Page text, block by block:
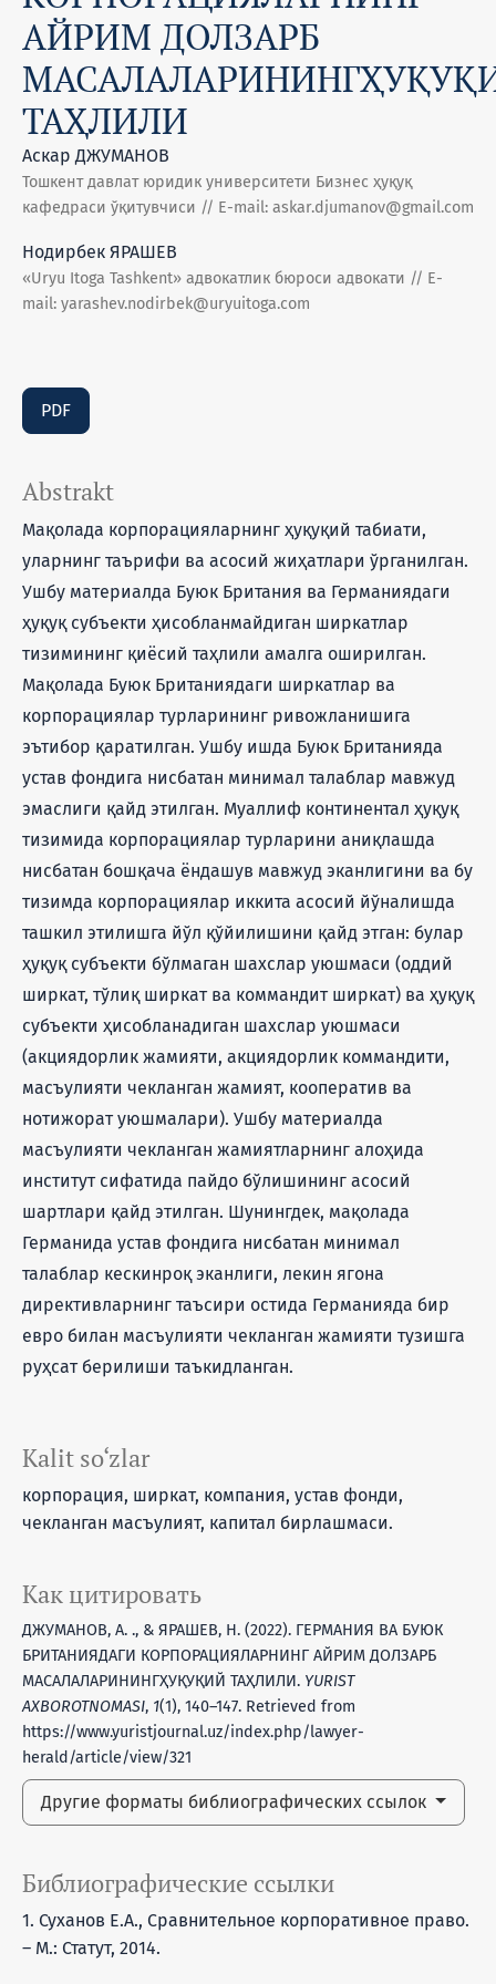
АЙРИМ ДОЛЗАРБ
ТАҲЛИЛИ
Аскар ДЖУМАНОВ
Тошкент давлат юридик университети Бизнес ҳуқуқ
кафедраси ўқитувчиси // E-mail: askar.djumanov@gmail.com
Нодирбек ЯРАШЕВ
«Uryu Itoga Tashkent» адвокатлик бюроси адвокати // E-
mail: yarashev.nodirbek@uryuitoga.com
PDF
Kalit so‘zlar
корпорация, ширкат, компания, устав фонди,
чекланган масъулият, капитал бирлашмаси.
Как цитировать
ДЖУМАНОВ, А. ., & ЯРАШЕВ, Н. (2022). ГЕРМАНИЯ ВА БУЮК
БРИТАНИЯДАГИ КОРПОРАЦИЯЛАРНИНГ АЙРИМ ДОЛЗАРБ
МАСАЛАЛАРИНИНГҲУҚУҚИЙ ТАҲЛИЛИ. YURIST
AXBOROTNOMASI, 1(1), 140–147. Retrieved from
https://www.yuristjournal.uz/index.php/lawyer-
herald/article/view/321
Другие форматы библиографических ссылок
Abstrakt
Мақолада корпорацияларнинг ҳуқуқий табиати,
уларнинг таърифи ва асосий жиҳатлари ўрганилган.
Ушбу материалда Буюк Британия ва Германиядаги
ҳуқуқ субъекти ҳисобланмайдиган ширкатлар
тизимининг қиёсий таҳлили амалга оширилган.
Мақолада Буюк Британиядаги ширкатлар ва
корпорациялар турларининг ривожланишига
эътибор қаратилган. Ушбу ишда Буюк Британияда
устав фондига нисбатан минимал талаблар мавжуд
эмаслиги қайд этилган. Муаллиф континентал ҳуқуқ
тизимида корпорациялар турларини аниқлашда
нисбатан бошқача ёндашув мавжуд эканлигини ва бу
тизимда корпорациялар иккита асосий йўналишда
ташкил этилишга йўл қўйилишини қайд этган: булар
ҳуқуқ субъекти бўлмаган шахслар уюшмаси (оддий
ширкат, тўлиқ ширкат ва коммандит ширкат) ва ҳуқуқ
субъекти ҳисобланадиган шахслар уюшмаси
(акциядорлик жамияти, акциядорлик коммандити,
масъулияти чекланган жамият, кооператив ва
нотижорат уюшмалари). Ушбу материалда
масъулияти чекланган жамиятларнинг алоҳида
институт сифатида пайдо бўлишининг асосий
шартлари қайд этилган. Шунингдек, мақолада
Германида устав фондига нисбатан минимал
талаблар кескинроқ эканлиги, лекин ягона
директивларнинг таъсири остида Германияда бир
евро билан масъулияти чекланган жамияти тузишга
руҳсат берилиши таъкидланган.
Библиографические ссылки
1. Суханов Е.А., Сравнительное корпоративное право.
– М.: Статут, 2014.